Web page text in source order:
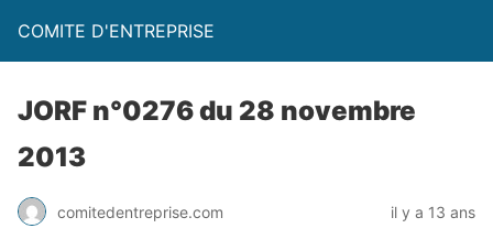
COMITE D'ENTREPRISE
JORF n°0276 du 28 novembre
2013
comitedentreprise.com il y a 13 ans